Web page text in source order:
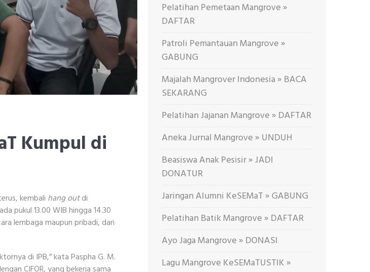
Kumpul di
kembali hang outdi
pukul 13.00 WIB hingga 14.30
lembaga maupun pribadi, dari
di IPB,” kata Paspha G. M.
Pelatihan Pemetaan Mangrove »
DAFTAR
Patroli Pemantauan Mangrove »
GABUNG
Majalah Mangrover Indonesia » BACA
SEKARANG
Pelatihan Jajanan Mangrove » DAFTAR
Aneka Jurnal Mangrove » UNDUH
Beasiswa Anak Pesisir » JADI
DONATUR
Jaringan Alumni KeSEMaT » GABUNG
Pelatihan Batik Mangrove » DAFTAR
Ayo Jaga Mangrove » DONASI
Lagu Mangrove KeSEMaTUSTIK »